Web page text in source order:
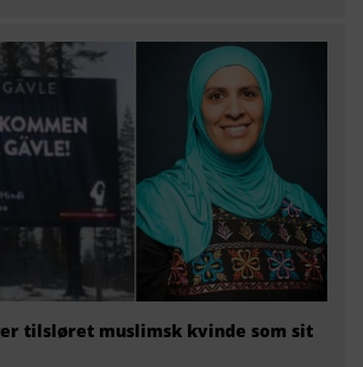
tilsløret muslimsk kvinde som sit